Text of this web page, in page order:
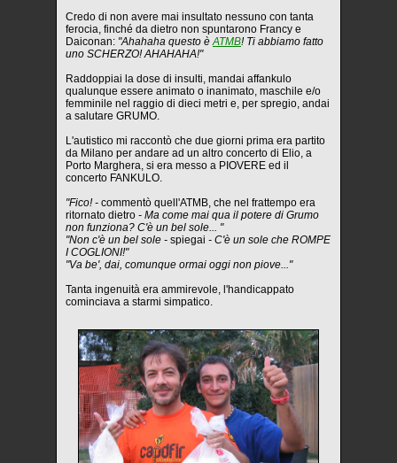
Credo di non avere mai insultato nessuno con tanta
ferocia, finché da dietro non spuntarono Francy e
Daiconan: "Ahahaha questo èATMB! Ti abbiamo fatto
uno SCHERZO! AHAHAHA!"
Raddoppiai la dose di insulti, mandai affankulo
qualunque essere animato o inanimato, maschile e/o
femminile nel raggio di dieci metri e, per spregio, andai
a salutare GRUMO.
L'autistico mi raccontò che due giorni prima era partito
da Milano per andare ad un altro concerto di Elio, a
Porto Marghera, si era messo a PIOVERE ed il
concerto FANKULO.
"Fico! - commentò quell'ATMB, che nel frattempo era
ritornato dietro - Ma come mai qua il potere di Grumo
non funziona? C'è un bel sole... "
"Non c'è un bel sole - spiegai - C'è un sole che ROMPE
I COGLIONI!"
"Va be', dai, comunque ormai oggi non piove..."
Tanta ingenuità era ammirevole, l'handicappato
cominciava a starmi simpatico.